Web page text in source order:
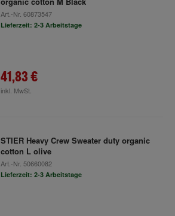
Art.-Nr. 60873547
Lieferzeit: 2-3 Arbeitstage
41,83 €
inkl. MwSt.
STIER Heavy Crew Sweater duty organic
cotton L olive
Art.-Nr. 50660082
Lieferzeit: 2-3 Arbeitstage